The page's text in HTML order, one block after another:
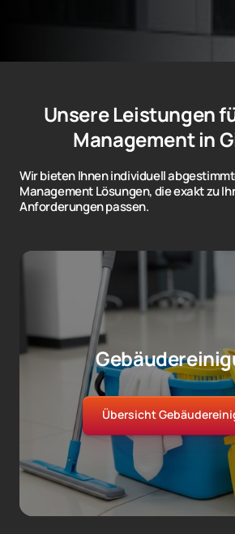
Unsere Leistungen
Management in
Wir bieten Ihnen individuell
Management Lösungen, die exakt zu
Anforderungen passen.
Übersicht